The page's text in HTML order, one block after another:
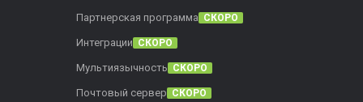
Партнерская программа СКОРО
Интеграции СКОРО
Мультиязычность СКОРО
Почтовый сервер СКОРО